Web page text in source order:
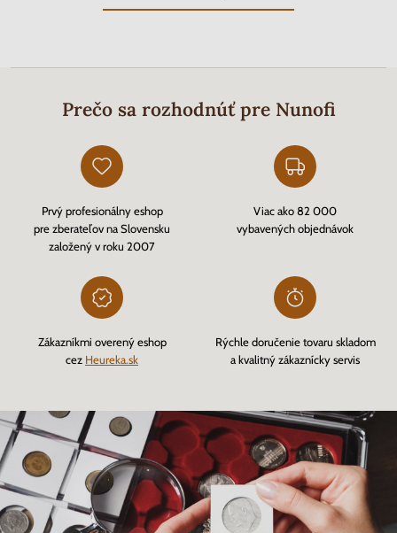
Prečo sa rozhodnúť pre Nunofi
Prvý profesionálny eshop
pre zberateľov na Slovensku
založený v roku 2007
Viac ako 82 000
vybavených objednávok
Zákazníkmi overený eshop
cez Heureka.sk
Rýchle doručenie tovaru skladom
a kvalitný zákaznícky servis